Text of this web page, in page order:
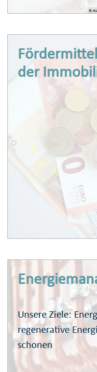
©
der
Unsere Ziele:
regenerative
schonen